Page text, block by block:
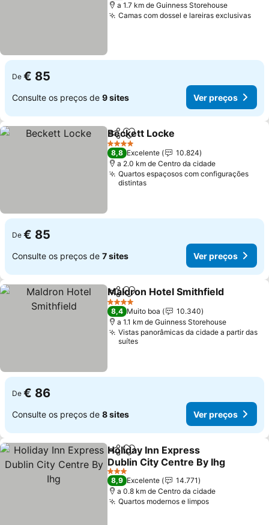
a 1.7 km de Guinness Storehouse
Camas com dossel e lareiras exclusivasVer
De € 85
Consulte os preços de 9 sites Ver preços
PartilharAdicionar aos favoritos
Beckett Locke
4 Estrelas
8,8 Excelente
10.824
a 2.0 km de Centro da cidade
Quartos espaçosos com configurações
distintas
De € 85
Consulte os preços de 7 sites Ver preços
PartilharAdicionar aos favoritos
Maldron Hotel Smithfield
4 Estrelas
8,4 Muito boa
10.340
a 1.1 km de Guinness Storehouse
Vistas panorâmicas da cidade a partir das
suítes
De € 86
Consulte os preços de 8 sites Ver preços
PartilharAdicionar aos favoritos
Holiday Inn Express
Dublin City Centre By Ihg
Ver preços
3 Estrelas
8,9 Excelente
14.771
a 0.8 km de Centro da cidade
Quartos modernos e limposVer preços